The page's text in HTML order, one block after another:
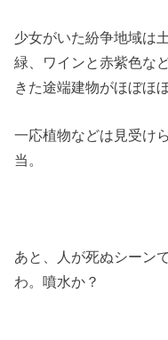
少女がいた紛争地域は
緑、ワインと赤紫色な
きた途端建物がほぼほ
一応植物などは見受け
当。
あと、人が死ぬシーン
わ。噴水か？